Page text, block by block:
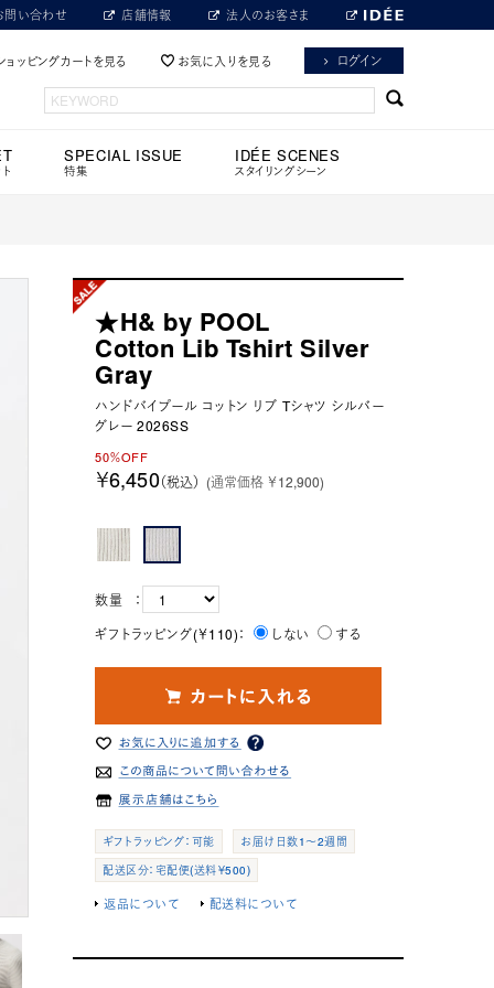
問い合わせ 店舗情報 法人のお客さま
ョッピングカートを見る お気に入りを見る ログイン
SPECIAL ISSUE
特集
IDÉE SCENES
スタイリングシーン
★H& by POOL
Cotton Lib Tshirt Silver
Gray
ハンドバイプール コットン リブ Tシャツ シルバー
グレー 2026SS
50％OFF
￥6,450（税込） (通常価格 ￥12,900)
数量 ：
ギフトラッピング(￥110)：
しない する
ギフトラッピング：可能
お届け日数1～2週間
配送区分：宅配便(送料￥500)
返品について 配送料について